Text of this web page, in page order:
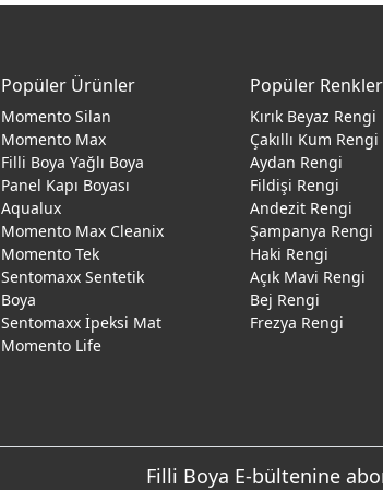
Popüler Ürünler
Momento Silan
Momento Max
Filli Boya Yağlı Boya
Panel Kapı Boyası
Aqualux
Momento Max Cleanix
Momento Tek
Sentomaxx Sentetik
Boya
Sentomaxx İpeksi Mat
Momento Life
Popüler Renkler
Kırık Beyaz Rengi
Çakıllı Kum Rengi
Aydan Rengi
Fildişi Rengi
Andezit Rengi
Şampanya Rengi
Haki Rengi
Açık Mavi Rengi
Bej Rengi
Frezya Rengi
Filli Boya E-bültenine